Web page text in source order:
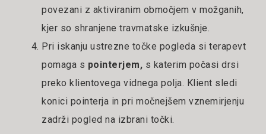
povezani z aktiviranim območjem v možganih,
kjer so shranjene travmatske izkušnje.
Pri iskanju ustrezne točke pogleda si terapevt
pomaga s pointerjem, s katerim počasi drsi
preko klientovega vidnega polja. Klient sledi
konici pointerja in pri močnejšem vznemirjenju
zadrži pogled na izbrani točki.